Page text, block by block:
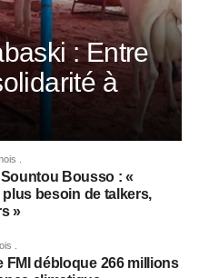
: Entre
à
.
Bousso : «
plus besoin de talkers,
»
.
FMI débloque 266 millions